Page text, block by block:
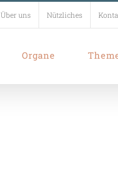
Über uns Nützliches
Organe